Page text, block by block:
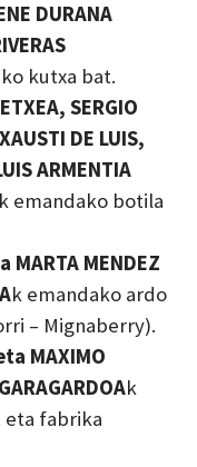
DURANA
kutxa bat.
SERGIO
DE LUIS,
ARMENTIA
k emandako botila
MARTA MENDEZ
k emandako ardo
– Mignaberry).
MAXIMO
k
eta fabrika